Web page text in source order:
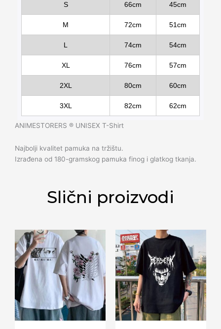
S 66cm 45cm
M 72cm 51cm
L 74cm 54cm
XL 76cm 57cm
2XL 80cm 60cm
3XL 82cm 62cm
ANIMESTORERS ®️ UNISEX T-Shirt
Najbolji kvalitet pamuka na tržištu.
Izrađena od 180-gramskog pamuka finog i glatkog tkanja.
Slični proizvodi